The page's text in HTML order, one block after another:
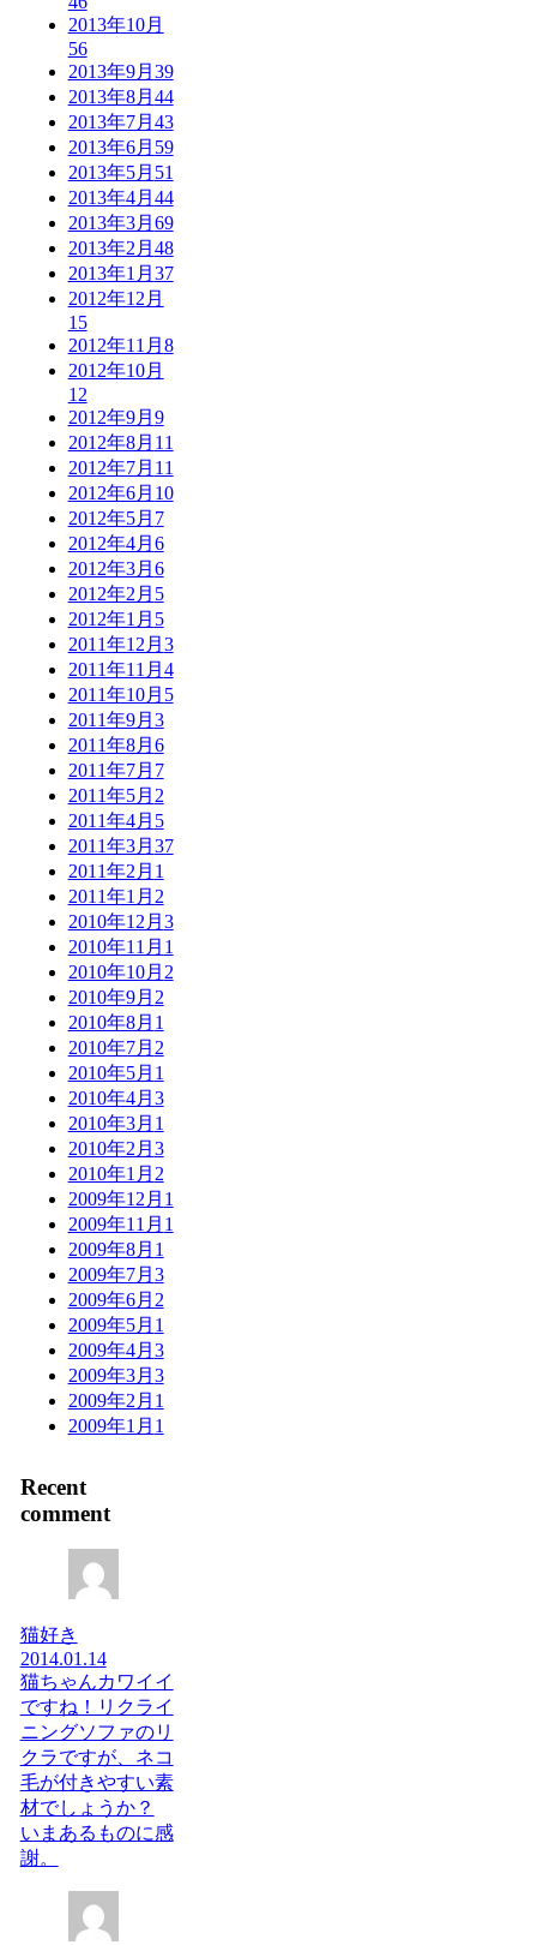
2013年10月
56
2013年9月 39
2013年8月 44
2013年7月 43
2013年6月 59
2013年5月 51
2013年4月 44
2013年3月 69
2013年2月 48
2013年1月 37
2012年12月
15
2012年11月 8
2012年10月
12
2012年9月 9
2012年8月 11
2012年7月 11
2012年6月 10
2012年5月 7
2012年4月 6
2012年3月 6
2012年2月 5
2012年1月 5
2011年12月 3
2011年11月 4
2011年10月 5
2011年9月 3
2011年8月 6
2011年7月 7
2011年5月 2
2011年4月 5
2011年3月 37
2011年2月 1
2011年1月 2
2010年12月 3
2010年11月 1
2010年10月 2
2010年9月 2
2010年8月 1
2010年7月 2
2010年5月 1
2010年4月 3
2010年3月 1
2010年2月 3
2010年1月 2
2009年12月 1
2009年11月 1
2009年8月 1
2009年7月 3
2009年6月 2
2009年5月 1
2009年4月 3
2009年3月 3
2009年2月 1
2009年1月 1
Recent
comment
猫好き
2014.01.14
猫ちゃんカワイイ
ですね！リクライ
ニングソファのリ
クラですが、ネコ
毛が付きやすい素
材でしょうか？
いまあるものに感
謝。